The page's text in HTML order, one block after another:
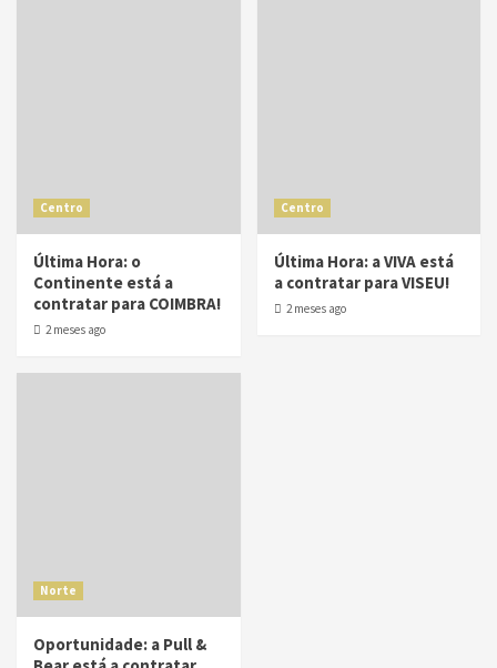
Centro
Última Hora: o
Continente está a
contratar para COIMBRA!
2 meses ago
Centro
Última Hora: a VIVA está
a contratar para VISEU!
2 meses ago
Norte
Oportunidade: a Pull &